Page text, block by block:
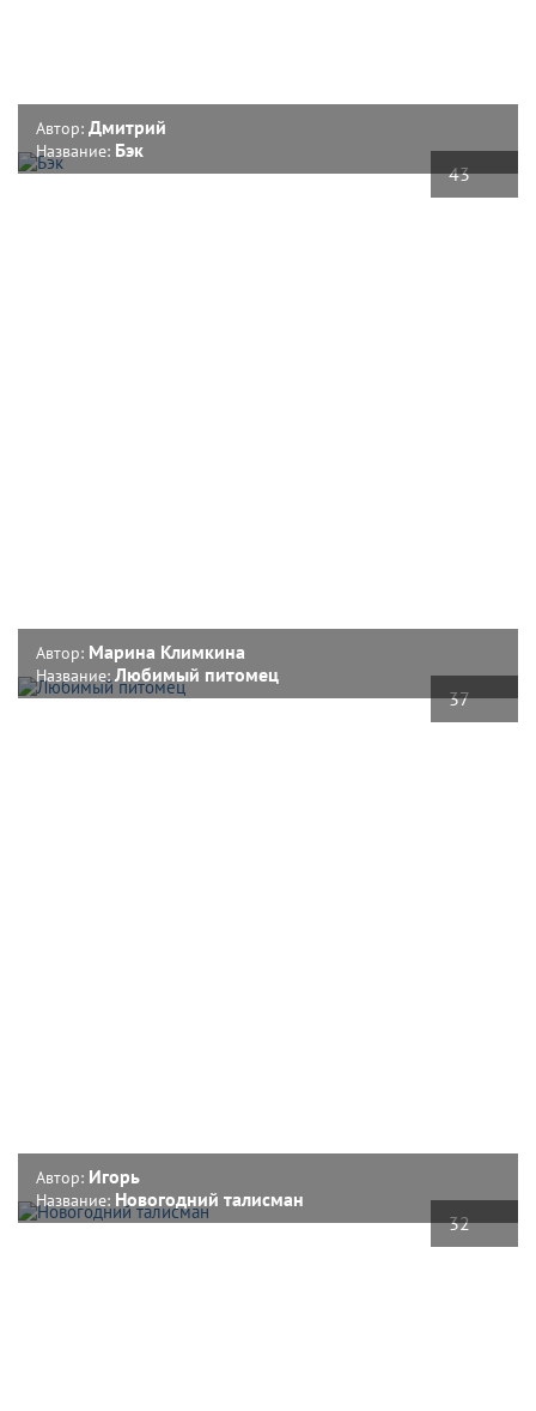
43
Автор: Дмитрий
Название: Бэк
37
Автор: Марина Климкина
Название:Любимый питомец
32
Автор: Игорь
Название: Новогодний талисман